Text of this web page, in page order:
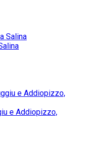
e Addiopizzo,